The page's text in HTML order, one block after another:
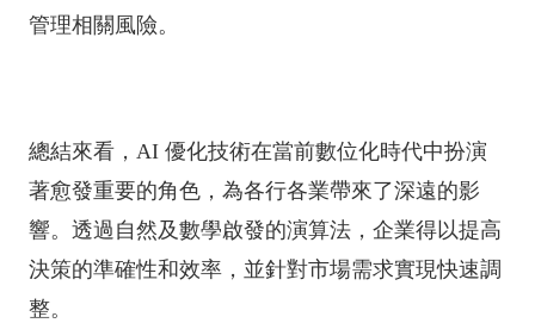
管理相關風險。
總結來看，AI 優化技術在當前數位化時代中扮演
著愈發重要的角色，為各行各業帶來了深遠的影
響。透過自然及數學啟發的演算法，企業得以提高
決策的準確性和效率，並針對市場需求實現快速調
整。